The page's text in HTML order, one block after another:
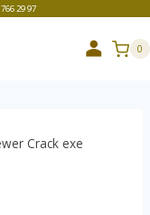
29 97
0
Crack exe